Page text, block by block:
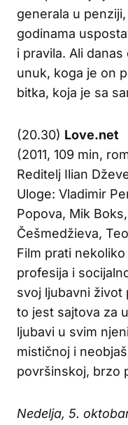
generala u
godinama
i pravila. Ali
unuk, koga je on
bitka, koja je sa
(20.30) Love.net
(2011, 109 min,
Reditelj Ilian
Uloge: Vladimir
Popova, Mik
Češmedžieva,
Film prati
profesija i
svoj ljubavni život
to jest sajtova za
ljubavi u svim
mističnoj i
površinskoj, brzo
Nedelja, 5.